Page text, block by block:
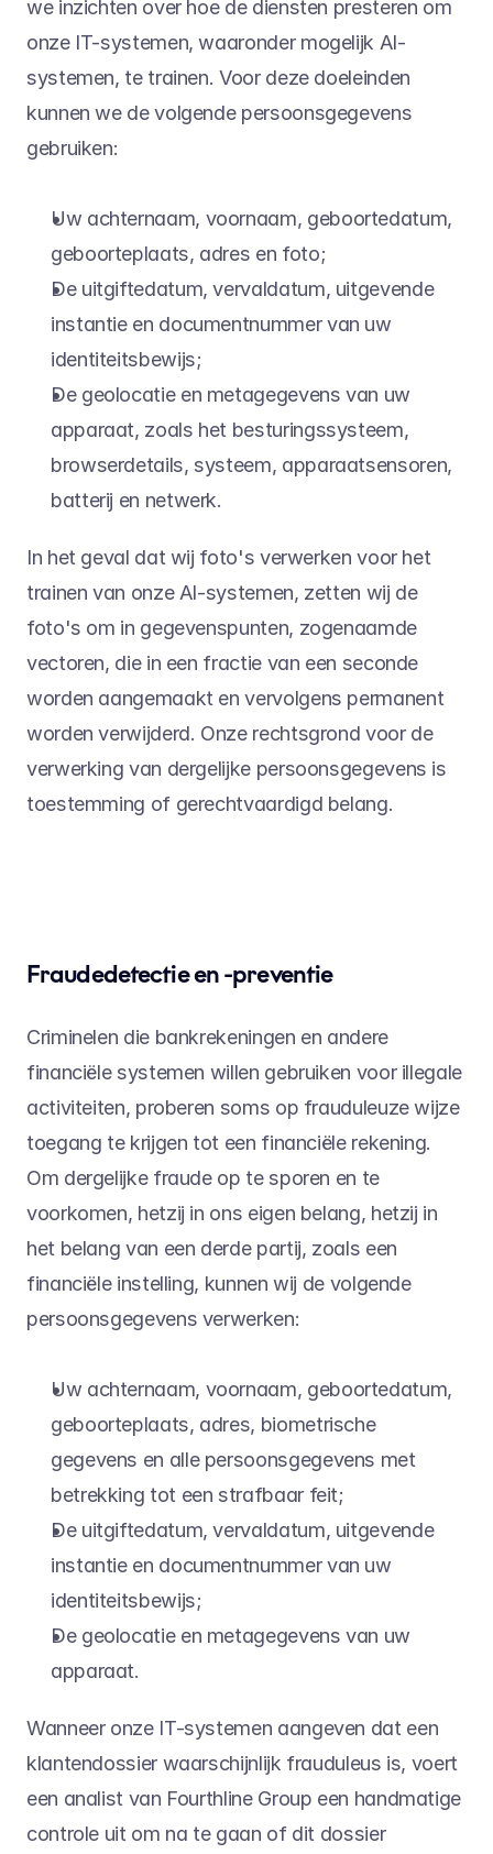
we inzichten over hoe de diensten presteren om
onze IT-systemen, waaronder mogelijk AI-
systemen, te trainen. Voor deze doeleinden
kunnen we de volgende persoonsgegevens
gebruiken:
Uw achternaam, voornaam, geboortedatum,
geboorteplaats, adres en foto;
De uitgiftedatum, vervaldatum, uitgevende
instantie en documentnummer van uw
identiteitsbewijs;
De geolocatie en metagegevens van uw
apparaat, zoals het besturingssysteem,
browserdetails, systeem, apparaatsensoren,
batterij en netwerk.
In het geval dat wij foto's verwerken voor het
trainen van onze AI-systemen, zetten wij de
foto's om in gegevenspunten, zogenaamde
vectoren, die in een fractie van een seconde
worden aangemaakt en vervolgens permanent
worden verwijderd. Onze rechtsgrond voor de
verwerking van dergelijke persoonsgegevens is
toestemming of gerechtvaardigd belang.
Fraudedetectie en -preventie
Criminelen die bankrekeningen en andere
financiële systemen willen gebruiken voor illegale
activiteiten, proberen soms op frauduleuze wijze
toegang te krijgen tot een financiële rekening.
Om dergelijke fraude op te sporen en te
voorkomen, hetzij in ons eigen belang, hetzij in
het belang van een derde partij, zoals een
financiële instelling, kunnen wij de volgende
persoonsgegevens verwerken:
Uw achternaam, voornaam, geboortedatum,
geboorteplaats, adres, biometrische
gegevens en alle persoonsgegevens met
betrekking tot een strafbaar feit;
De uitgiftedatum, vervaldatum, uitgevende
instantie en documentnummer van uw
identiteitsbewijs;
De geolocatie en metagegevens van uw
apparaat.
Wanneer onze IT-systemen aangeven dat een
klantendossier waarschijnlijk frauduleus is, voert
een analist van Fourthline Group een handmatige
controle uit om na te gaan of dit dossier